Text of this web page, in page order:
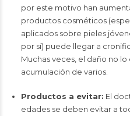
por este motivo han
productos cosméticos
aplicados sobre pieles
por sí) puede llegar a
Muchas veces, el daño no
acumulación de varios.
Productos a evitar: El
edades se deben evitar a